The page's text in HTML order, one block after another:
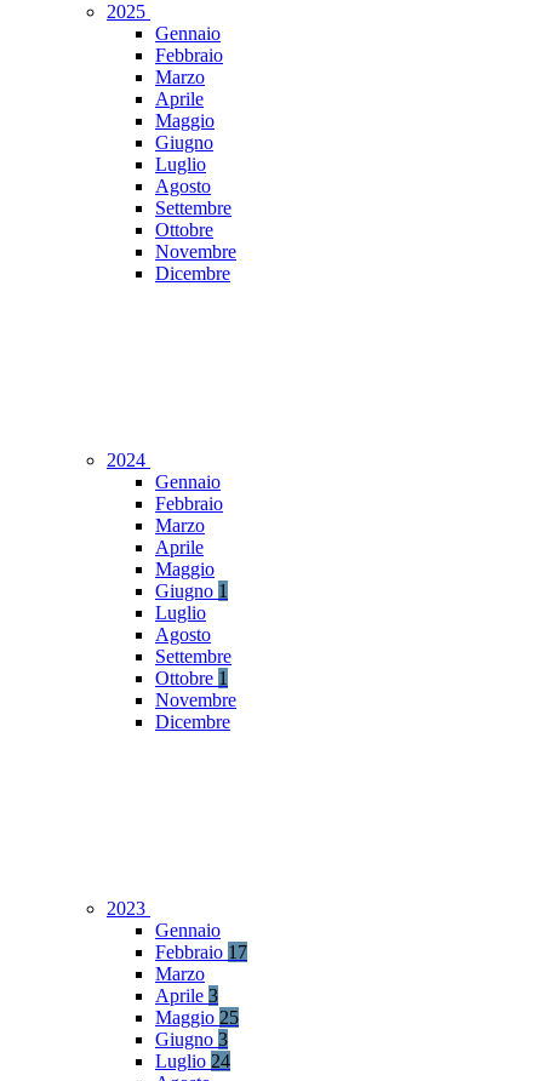
2025
Gennaio
Febbraio
Marzo
Aprile
Maggio
Giugno
Luglio
Agosto
Settembre
Ottobre
Novembre
Dicembre
2024
Gennaio
Febbraio
Marzo
Aprile
Maggio
Giugno 1
Luglio
Agosto
Settembre
Ottobre 1
Novembre
Dicembre
2023
Gennaio
Febbraio 17
Marzo
Aprile 3
Maggio 25
Giugno 3
Luglio 24